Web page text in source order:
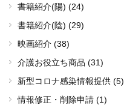
書籍紹介(陽) (24)
書籍紹介(陰) (29)
映画紹介 (38)
介護お役立ち商品 (31)
新型コロナ感染情報提供 (5)
情報修正・削除申請 (1)